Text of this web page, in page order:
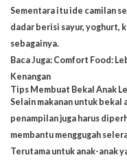
Sementara itu ide camilan
dadar berisi sayur, yoghurt,
sebagainya.
Baca Juga: Comfort Food:
Kenangan
Tips Membuat Bekal Anak
Selain makanan untuk bekal
penampilan juga harus
membantu menggugah
Terutama untuk anak-anak